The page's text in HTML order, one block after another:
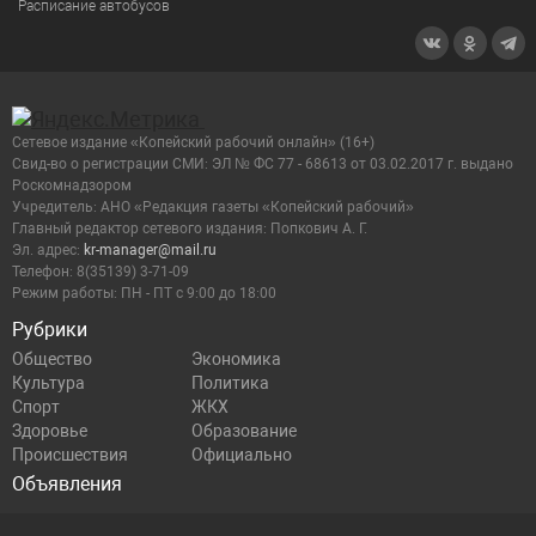
Расписание автобусов
Рубрики
Общество
Экономика
Культура
Политика
Спорт
ЖКХ
Здоровье
Образование
Происшествия
Официально
Объявления
Сетевое издание «Копейский рабочий онлайн» (16+)
Cвид-во о регистрации СМИ: ЭЛ № ФС 77 - 68613 от 03.02.2017 г. выдано
Роскомнадзором
Учредитель: АНО «Редакция газеты «Копейский рабочий»
Главный редактор сетевого издания: Попкович А. Г.
Эл. адрес: kr-manager@mail.ru
Телефон: 8(35139) 3-71-09
Режим работы: ПН - ПТ с 9:00 до 18:00